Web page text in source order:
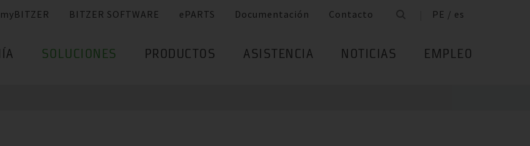
myBITZER BITZER SOFTWARE ePARTS Documentación Contacto PE / es
SOLUCIONES PRODUCTOS ASISTENCIA NOTICIAS EMPLEO